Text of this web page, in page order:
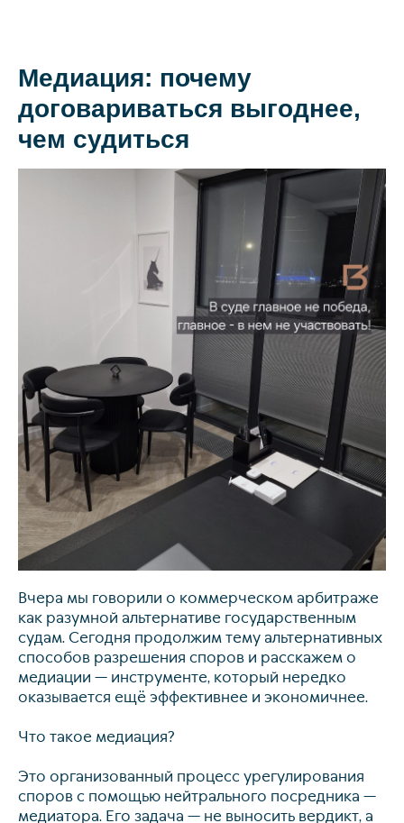
Новости
Карьера
Контакты
+7 911 925-
Медиация: почему
договариваться выгоднее,
чем судиться
Вчера мы говорили о коммерческом арбитраже
как разумной альтернативе государственным
судам. Сегодня продолжим тему альтернативных
способов разрешения споров и расскажем о
медиации — инструменте, который нередко
оказывается ещё эффективнее и экономичнее.
Что такое медиация?
Это организованный процесс урегулирования
споров с помощью нейтрального посредника —
медиатора. Его задача — не выносить вердикт, а